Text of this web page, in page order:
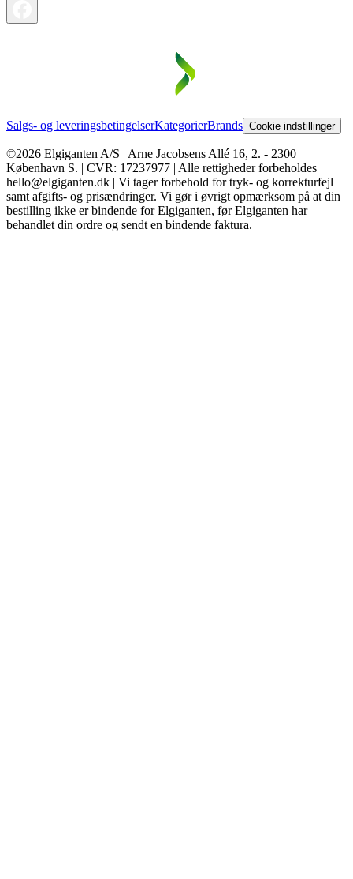
Salgs- og leveringsbetingelserKategorierBrands Cookie indstillinger
©2026 Elgiganten A/S | Arne Jacobsens Allé 16, 2. - 2300
København S. | CVR: 17237977 | Alle rettigheder forbeholdes |
hello@elgiganten.dk | Vi tager forbehold for tryk- og korrekturfejl
samt afgifts- og prisændringer. Vi gør i øvrigt opmærksom på at din
bestilling ikke er bindende for Elgiganten, før Elgiganten har
behandlet din ordre og sendt en bindende faktura.